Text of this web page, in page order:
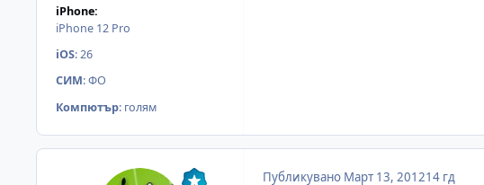
iPhone:
iPhone 12 Pro
iOS:26
СИМ:ФО
Компютър: голям
Публикувано Март 13, 201214 гд